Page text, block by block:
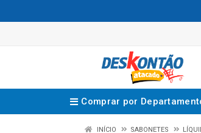
Comprar por
INÍCIO SABONETES